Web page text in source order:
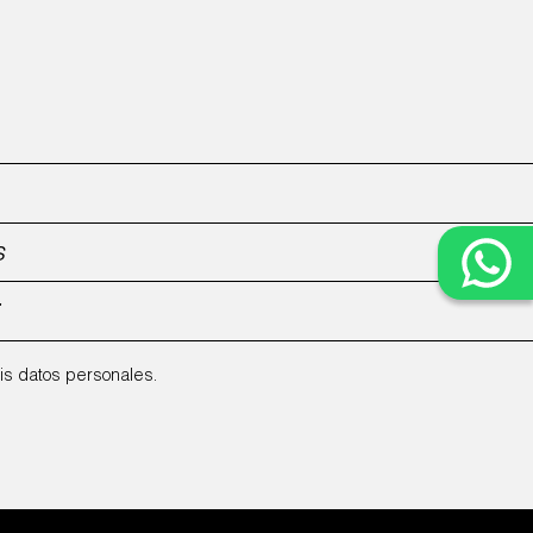
datos personales.